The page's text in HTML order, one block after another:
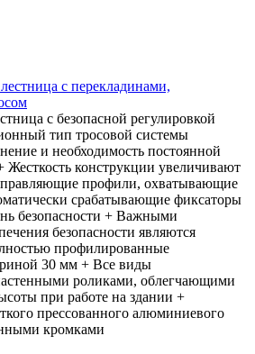
с перекладинами,
с безопасной регулировкой
тип тросовой системы
и необходимость постоянной
Жесткость конструкции увеличивают
профили, охватывающие
срабатывающие фиксаторы
безопасности + Важными
безопасности являются
профилированные
30 мм + Все виды
роликами, облегчающими
при работе на здании +
прессованного алюминиевого
кромками